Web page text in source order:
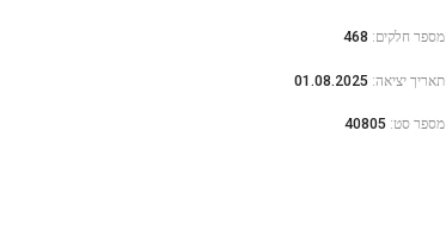
מספר חלקים:
468
תאריך יציאה:
01.08.2025
מספר סט:
40805